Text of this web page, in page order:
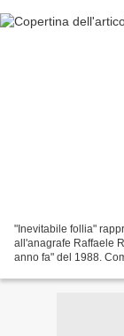
"Inevitabile follia"
all'anagrafe Raffaele
anno fa" del 1988.